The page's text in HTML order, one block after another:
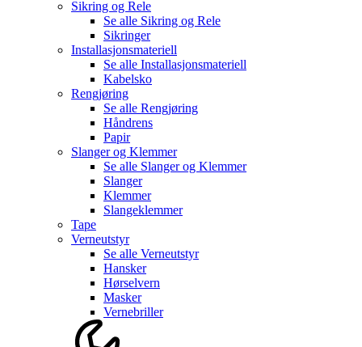
Sikring og Rele
Se alle Sikring og Rele
Sikringer
Installasjonsmateriell
Se alle Installasjonsmateriell
Kabelsko
Rengjøring
Se alle Rengjøring
Håndrens
Papir
Slanger og Klemmer
Se alle Slanger og Klemmer
Slanger
Klemmer
Slangeklemmer
Tape
Verneutstyr
Se alle Verneutstyr
Hansker
Hørselvern
Masker
Vernebriller